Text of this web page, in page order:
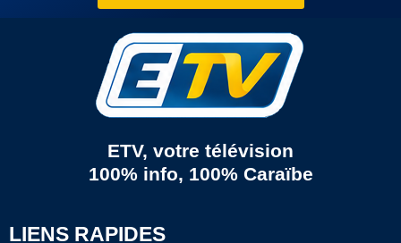
ETV, votre télévision
100% info, 100% Caraïbe
LIENS RAPIDES